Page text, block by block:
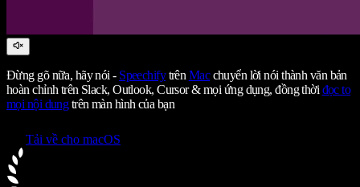
Đừng gõ nữa, hãy nói - Speechifytrên Macchuyển lời nói thành văn bản
hoàn chỉnh trên Slack, Outlook, Cursor & mọi ứng dụng, đồng thời đọc to
mọi nội dungtrên màn hình của bạn
Tải về cho macOS